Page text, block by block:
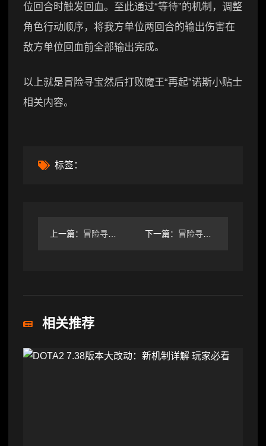
位回合时触发回血。至此通过“等待”的机制，调整
角色行动顺序，将我方单位两回合的输出伤害在
敌方单位回血前全部输出完成。
以上就是冒险寻宝然后打败魔王“再起”诺斯小贴士
相关内容。
标签：
上一篇： 冒险寻宝然后打败魔王新手前期就选最高难度，基本都能打过 下一篇： 冒险寻宝然后打败魔王降低追求时，装备词条优先级选择（直接黑图
相关推荐